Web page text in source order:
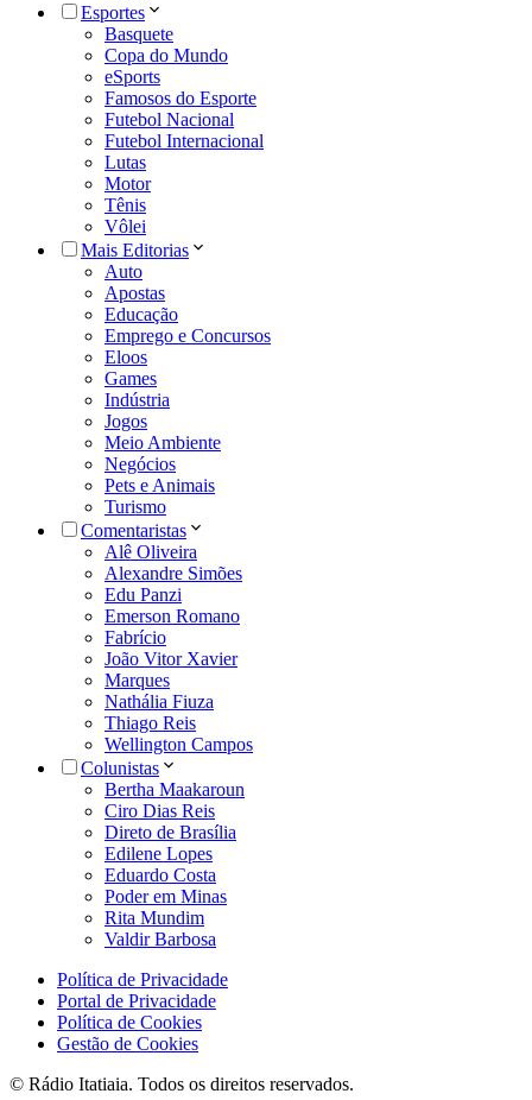
Esportes
Basquete
Copa do Mundo
eSports
Famosos do Esporte
Futebol Nacional
Futebol Internacional
Lutas
Motor
Tênis
Vôlei
Mais Editorias
Auto
Apostas
Educação
Emprego e Concursos
Eloos
Games
Indústria
Jogos
Meio Ambiente
Negócios
Pets e Animais
Turismo
Comentaristas
Alê Oliveira
Alexandre Simões
Edu Panzi
Emerson Romano
Fabrício
João Vitor Xavier
Marques
Nathália Fiuza
Thiago Reis
Wellington Campos
Colunistas
Bertha Maakaroun
Ciro Dias Reis
Direto de Brasília
Edilene Lopes
Eduardo Costa
Poder em Minas
Rita Mundim
Valdir Barbosa
Política de Privacidade
Portal de Privacidade
Política de Cookies
Gestão de Cookies
© Rádio Itatiaia. Todos os direitos reservados.